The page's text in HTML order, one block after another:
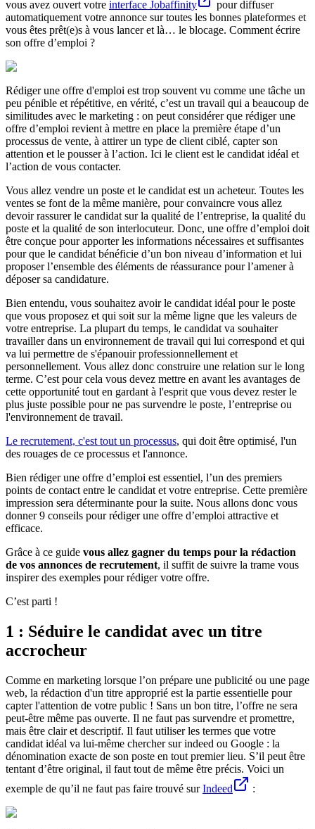
vous avez ouvert votre interface Jobaffinity
pour diffuser
automatiquement votre annonce sur toutes les bonnes plateformes et
vous êtes prêt(e)s à vous lancer et là… le blocage. Comment écrire
son offre d’emploi ?
Rédiger une offre d'emploi est trop souvent vu comme une tâche un
peu pénible et répétitive, en vérité, c’est un travail qui a beaucoup de
similitudes avec le marketing : on peut considérer que rédiger une
offre d’emploi revient à mettre en place la première étape d’un
processus de vente, à attirer un type de client ciblé, capter son
attention et le pousser à l’action. Ici le client est le candidat idéal et
l’action de vous contacter.
Vous allez vendre un poste et le candidat est un acheteur. Toutes les
ventes se font de la même manière, pour convaincre vous allez
devoir rassurer le candidat sur la qualité de l’entreprise, la qualité du
poste et la qualité de son interlocuteur. Donc, une offre d’emploi doit
être conçue pour apporter les informations nécessaires et suffisantes
pour que le candidat bénéficie d’un bon niveau d’information et lui
proposer l’ensemble des éléments de réassurance pour l’amener à
déposer sa candidature.
Bien entendu, vous souhaitez avoir le candidat idéal pour le poste
que vous proposez et qui soit sur la même ligne que les valeurs de
votre entreprise. La plupart du temps, le candidat va souhaiter
travailler dans un environnement de travail qui lui correspond et qui
va lui permettre de s'épanouir professionnellement et
personnellement. Vous allez donc construire une relation sur le long
terme. C’est pour cela vous devez mettre en avant les avantages de
cette opportunité tout en gardant à l'esprit que vous devez rester le
plus juste possible pour ne pas survendre le poste, l’entreprise ou
l'environnement de travail.
Le recrutement, c'est tout un processus, qui doit être optimisé, l'un
des rouages de ce processus et l'annonce.
Bien rédiger une offre d’emploi est essentiel, l’un des premiers
points de contact entre le candidat et votre entreprise. Cette première
impression sera déterminante pour la suite. Nous allons donc vous
donner 9 conseils pour rédiger une offre d’emploi attractive et
efficace.
Grâce à ce guide vous allez gagner du temps pour la rédaction
de vos annonces de recrutement, il suffit de suivre la trame vous
inspirer des exemples pour rédiger votre offre.
C’est parti !
1 : Séduire le candidat avec un titre
accrocheur
Comme en marketing lorsque l’on prépare une publicité ou une page
web, la rédaction d'un titre approprié est la partie essentielle pour
capter l'attention de votre public ! Sans un bon titre, l’offre ne sera
peut-être même pas ouverte. Il ne faut pas survendre et promettre,
mais être clair et descriptif. Il faut utiliser les termes que votre
candidat idéal va lui-même chercher sur indeed ou Google : la
dénomination exacte de son poste en tout premier lieu. S’il peut être
tentant d’être original, il faut tout de même être précis. Voici un
exemple de qu’il ne faut pas faire trouvé surIndeed :